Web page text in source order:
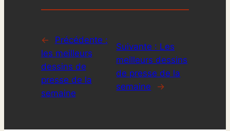
←
Précédente :
les meilleurs
dessins de
presse de la
semaine
Suivante : Les
meilleurs dessins
de presse de la
semaine
→